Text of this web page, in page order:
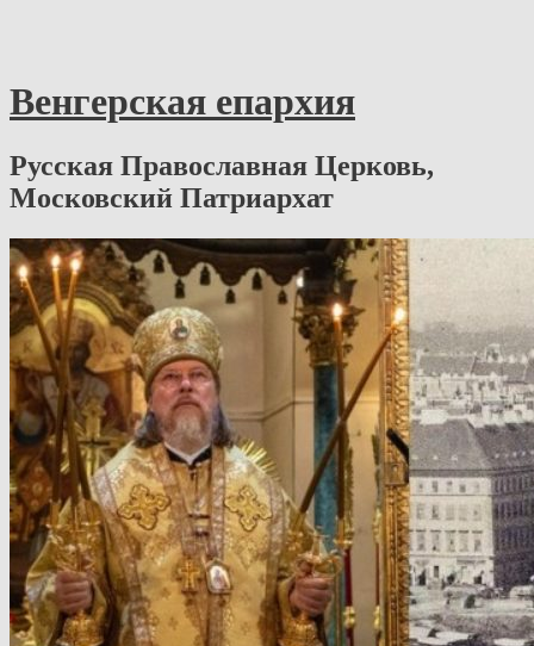
Венгерская епархия
Русская Православная Церковь,
Московский Патриархат